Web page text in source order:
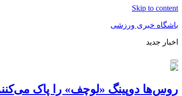
Skip to content
باشگاه خبری ورزشی
اخبار جدید
روس‌ها دوپینگ «لوچف» را پاک